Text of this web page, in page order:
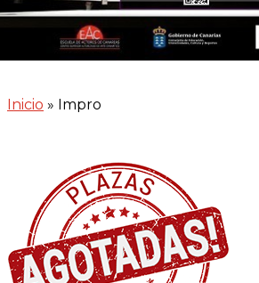
Inicio » Impro